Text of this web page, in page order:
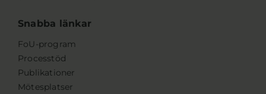
Snabba länkar
FoU-program
Processtöd
Publikationer
Mötesplatser